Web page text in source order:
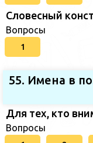
Словесный
Вопросы
1
55. Имена в
Для тех, кто
Вопросы